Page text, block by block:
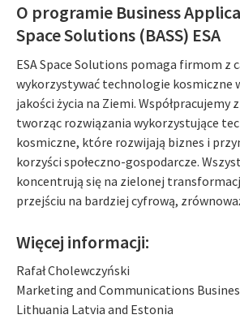
O programie Business
Space Solutions (BASS) ESA
ESA Space Solutions pomaga firmom z
wykorzystywać technologie kosmiczne
jakości życia na Ziemi. Współpracujemy
tworząc rozwiązania wykorzystujące
kosmiczne, które rozwijają biznes i
korzyści społeczno-gospodarcze.
koncentrują się na zielonej
przejściu na bardziej cyfrową,
Więcej informacji:
Rafał Cholewczyński
Marketing and Communications
Lithuania Latvia and Estonia